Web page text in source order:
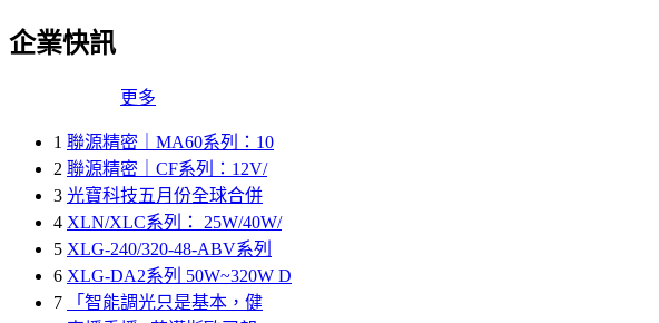
企業快訊
更多
1 聯源精密｜MA60系列：10
2 聯源精密｜CF系列：12V/
3 光寶科技五月份全球合併
4 XLN/XLC系列： 25W/40W/
5 XLG-240/320-48-ABV系列
6 XLG-DA2系列 50W~320W D
7
「智能調光只是基本，健